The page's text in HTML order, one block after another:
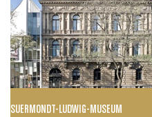
SUERMONDT-LUDWIG-MUSEUM